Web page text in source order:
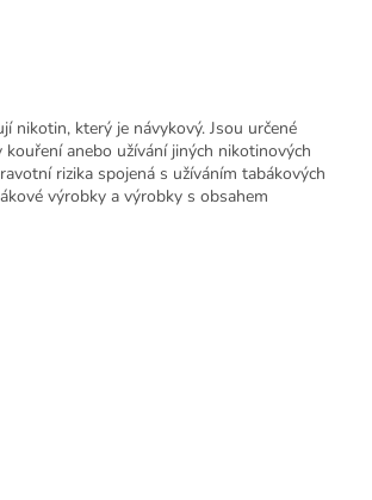
nikotin, který je návykový. Jsou určené
anebo užívání jiných nikotinových
rizika spojená s užíváním tabákových
výrobky a výrobky s obsahem